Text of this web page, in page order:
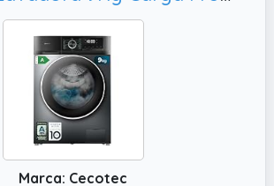
Marca: Cecotec